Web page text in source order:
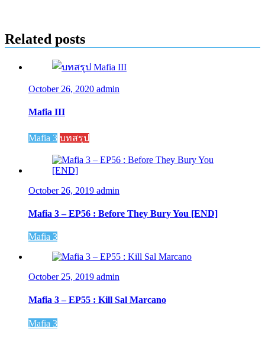
Related posts
October 26, 2020 admin
Mafia III
Mafia 3 บทสรุป
October 26, 2019 admin
Mafia 3 – EP56 : Before They Bury You [END]
Mafia 3
October 25, 2019 admin
Mafia 3 – EP55 : Kill Sal Marcano
Mafia 3